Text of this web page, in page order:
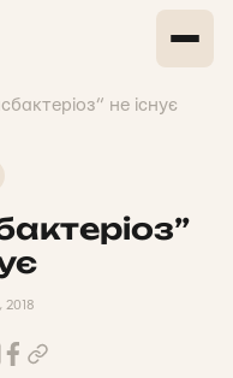
не існує
2018